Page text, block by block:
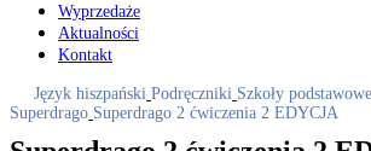
Wyprzedaże
Aktualności
Kontakt
Język hiszpański Podręczniki Szkoły podstawowe
Superdrago Superdrago 2 ćwiczenia 2 EDYCJA